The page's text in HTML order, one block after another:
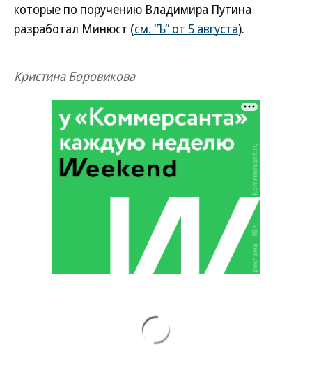
которые по поручению Владимира Путина
разработал Минюст (см. “Ъ” от 5 августа).
Кристина Боровикова